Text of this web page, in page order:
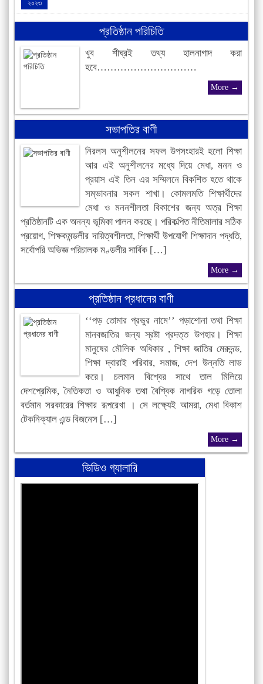
২০২৩
বেতন স্কেলের ধাপ
ডিসে-২৯
২০২৩ খ্রি. ছুটির তালিকা
প্রতিষ্ঠান পরিচিতি
খুব শীঘ্রই তথ্য হালনাগাদ করা
হবে…………………………
More →
সভাপতির বাণী
নিরলস অনুশীলনের সফল উপসংহারই হলো শিক্ষা
আর এই অনুশীলনের মধ্যে দিয়ে মেধা, মনন ও
প্রয়াস এই তিন এর সম্মিলনে বিকশিত হতে থাকে
সম্ভাবনার সকল শাখা। কোমলমতি শিক্ষার্থীদের
মেধা ও মননশীলতা বিকাশের জন্য অত্র শিক্ষা
প্রতিষ্ঠানটি এক অনন্য ভূমিকা পালন করছে। পরিকল্পিত নীতিমালার সঠিক
প্রয়োগ, শিক্ষকমন্ডলীর দায়িত্বশীলতা, শিক্ষার্থী উপযোগী শিক্ষাদান পদ্ধতি,
সর্বোপরি অভিজ্ঞ পরিচালক মণ্ডলীর সার্বিক […]
More →
প্রতিষ্ঠান প্রধানের বাণী
‘‘পড় তোমার প্রভুর নামে’’ পড়াশোনা তথা শিক্ষা
মানবজাতির জন্য স্রষ্টা প্রদত্ত উপহার। শিক্ষা
মানুষের মৌলিক অধিকার , শিক্ষা জাতির মেরুদন্ড,
শিক্ষা দ্বারাই পরিবার, সমাজ, দেশ উন্নতি লাভ
করে। চলমান বিশ্বের সাথে তাল মিলিয়ে
দেশপ্রেমিক, নৈতিকতা ও আধুনিক তথা বৈশ্বিক নাগরিক গড়ে তোলা
বর্তমান সরকারের শিক্ষার রূপরেখা । সে লক্ষ্যেই আমরা, মেধা বিকাশ
টেকনিক্যাল এন্ড বিজনেস […]
More →
ভিডিও গ্যালারি